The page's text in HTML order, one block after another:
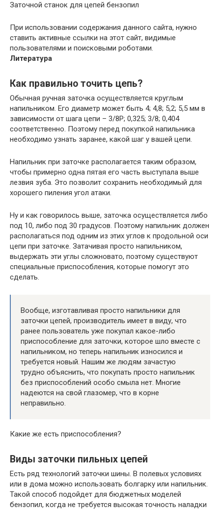
Заточной станок для цепей бензопил
При использовании содержания данного сайта, нужно
ставить активные ссылки на этот сайт, видимые
пользователями и поисковыми роботами.
Литература
Как правильно точить цепь?
Обычная ручная заточка осуществляется круглым
напильником. Его диаметр может быть 4; 4,8; 5,2; 5,5 мм в
зависимости от шага цепи – 3/8P; 0,325; 3/8; 0,404
соответственно. Поэтому перед покупкой напильника
необходимо узнать заранее, какой шаг у вашей цепи.
Напильник при заточке располагается таким образом,
чтобы примерно одна пятая его часть выступала выше
лезвия зуба. Это позволит сохранить необходимый для
хорошего пиления угол атаки.
Ну и как говорилось выше, заточка осуществляется либо
под 10, либо под 30 градусов. Поэтому напильник должен
располагаться под одним из этих углов к продольной оси
цепи при заточке. Затачивая просто напильником,
выдержать эти углы сложновато, поэтому существуют
специальные приспособления, которые помогут это
сделать.
Вообще, изготавливая просто напильники для
заточки цепей, производитель имеет в виду, что
ранее пользователь уже покупал какое-либо
приспособление для заточки, которое шло вместе с
напильником, но теперь напильник износился и
требуется новый. Нашим же людям зачастую
трудно объяснить, что покупать просто напильник
без приспособлений особо смыла нет. Многие
надеются на свой глазомер, что в корне
неправильно.
Какие же есть приспособления?
Виды заточки пильных цепей
Есть ряд технологий заточки шины. В полевых условиях
или в дома можно использовать болгарку или напильник.
Такой способ подойдет для бюджетных моделей
бензопил, когда не требуется высокая точность наладки